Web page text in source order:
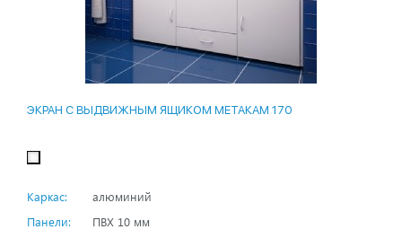
ЭКРАН С ВЫДВИЖНЫМ ЯЩИКОМ МЕТАКАМ 170
Каркас:
алюминий
Панели:
ПВХ 10 мм